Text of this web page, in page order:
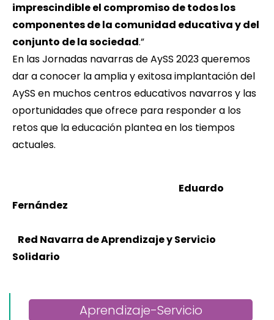
imprescindible el compromiso de todos los
componentes de la comunidad educativa y del
conjunto de la sociedad.”
En las Jornadas navarras de AySS 2023 queremos
dar a conocer la amplia y exitosa implantación del
AySS en muchos centros educativos navarros y las
oportunidades que ofrece para responder a los
retos que la educación plantea en los tiempos
actuales.
Eduardo
Fernández
Red Navarra de Aprendizaje y Servicio
Solidario
Aprendizaje-Servicio